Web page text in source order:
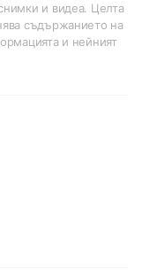
и видеа. Целта
съдържанието на
и нейният